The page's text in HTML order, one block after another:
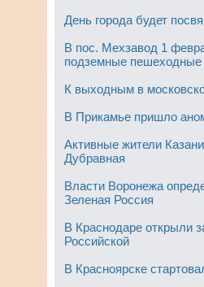
День города будет
В пос. Мехзавод 1
подземные
К выходным в
В Прикамье пришло
Активные жители
Дубравная
Власти Воронежа
Зеленая Россия
В Краснодаре открыли
Российской
В Красноярске